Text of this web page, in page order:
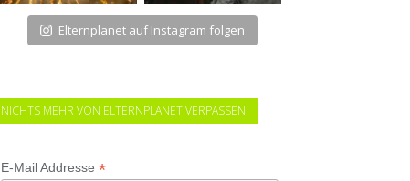
Elternplanet auf Instagram folgen
NICHTS MEHR VON ELTERNPLANET VERPASSEN!
E-Mail Addresse *